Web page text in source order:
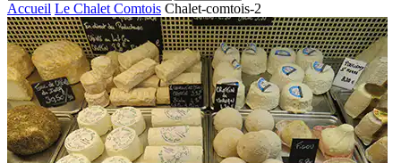
Accueil Le Chalet Comtois Chalet-comtois-2